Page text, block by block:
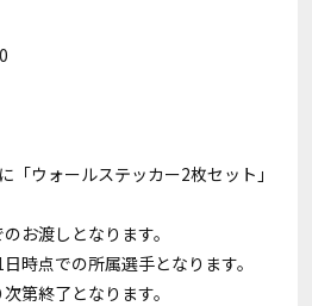
「ウォールステッカー2枚セット」
お渡しとなります。
時点での所属選手となります。
第終了となります。